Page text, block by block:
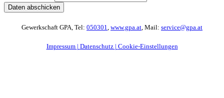
Daten abschicken
Gewerkschaft GPA, Tel: 050301 www.gpa.at , Mail: service@gpa.at
Impressum | Datenschutz | Cookie-Einstellungen